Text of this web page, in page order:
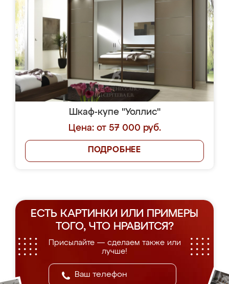
Шкаф-купе "Уоллис"
Цена: от 57 000 руб.
ПОДРОБНЕЕ
ЕСТЬ КАРТИНКИ ИЛИ ПРИМЕРЫ
ТОГО, ЧТО НРАВИТСЯ?
Присылайте — сделаем также или
лучше!